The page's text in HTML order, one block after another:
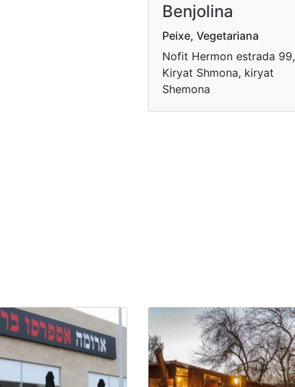
Benjolina
Peixe, Vegetariana
Nofit Hermon estrada 99,
Kiryat Shmona, kiryat
Shemona